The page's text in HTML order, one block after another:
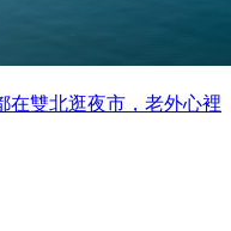
在雙北逛夜市，老外心裡